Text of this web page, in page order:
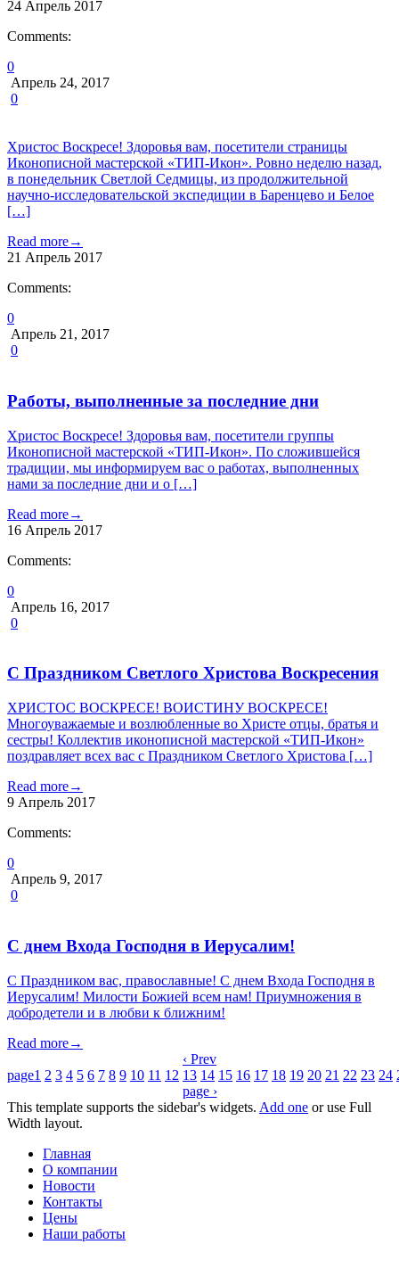
24 Апрель 2017
Comments:
0
Апрель 24, 2017
0
Христос Воскресе! Здоровья вам, посетители страницы
Иконописной мастерской «ТИП-Икон». Ровно неделю назад,
в понедельник Светлой Седмицы, из продолжительной
научно-исследовательской экспедиции в Баренцево и Белое
[…]
Read more→
21 Апрель 2017
Comments:
0
Апрель 21, 2017
0
Работы, выполненные за последние дни
Христос Воскресе! Здоровья вам, посетители группы
Иконописной мастерской «ТИП-Икон». По сложившейся
традиции, мы информируем вас о работах, выполненных
нами за последние дни и о […]
Read more→
16 Апрель 2017
Comments:
0
Апрель 16, 2017
0
С Праздником Светлого Христова Воскресения
ХРИСТОС ВОСКРЕСЕ! ВОИСТИНУ ВОСКРЕСЕ!
Многоуважаемые и возлюбленные во Христе отцы, братья и
сестры! Коллектив иконописной мастерской «ТИП-Икон»
поздравляет всех вас с Праздником Светлого Христова […]
Read more→
9 Апрель 2017
Comments:
0
Апрель 9, 2017
0
С днем Входа Господня в Иерусалим!
С Праздником вас, православные! С днем Входа Господня в
Иерусалим! Милости Божией всем нам! Приумножения в
добродетели и в любви к ближним!
Read more→
‹ Prev
page1 2 3 4 5 6 7 8 9 10 11 12 13 14 15 16 17 18 19 20 21 22 23 24
page ›
This template supports the sidebar's widgets. Add one or use Full
Width layout.
Главная
О компании
Новости
Контакты
Цены
Наши работы